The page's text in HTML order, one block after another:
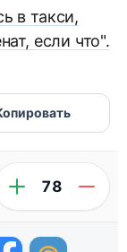
в такси,
если что".
78